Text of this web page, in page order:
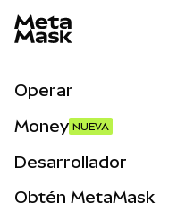
Operar
Money NUEVA
Desarrollador
Obtén MetaMask